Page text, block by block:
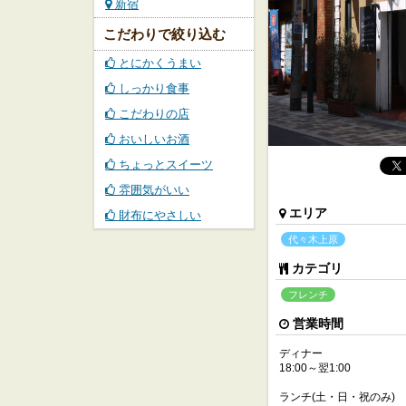
新宿
こだわりで絞り込む
とにかくうまい
しっかり食事
こだわりの店
おいしいお酒
ちょっとスイーツ
雰囲気がいい
財布にやさしい
エリア
代々木上原
カテゴリ
フレンチ
営業時間
ディナー
18:00～翌1:00
ランチ(土・日・祝のみ)